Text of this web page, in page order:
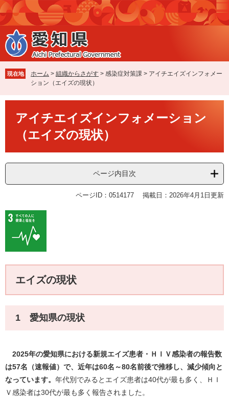
ペ
ー
ジ
の
先
で
す
メ
ニ
ュ
ー
を
ば
し
本
現在地 ホーム > 組織からさがす > 感染症対策課 > アイチエイズインフォメー
ション（エイズの現状）
アイチエイズインフォメーション
（エイズの現状）
ページ内目次
ページID：0514177 掲載日：2026年4月1日更新
エイズの現状
1 愛知県の現状
2025年の愛知県における新規エイズ患者・ＨＩＶ感染者の報告数
は57名（速報値）で、近年は60名～80名前後で推移し、減少傾向と
なっています。 年代別でみるとエイズ患者は40代が最も多く、ＨＩ
Ｖ感染者は30代が最も多く報告されました。